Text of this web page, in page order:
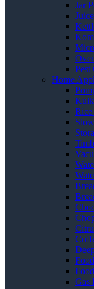
Jar
Pest
Home
Gas